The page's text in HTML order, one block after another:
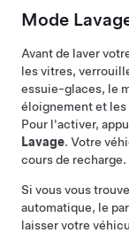
Mode
Avant de laver
les vitres,
essuie-glaces, le
éloignement et les
Pour l'activer,
Lavage. Votre
cours de recharge.
Si vous vous
automatique, le
laisser votre